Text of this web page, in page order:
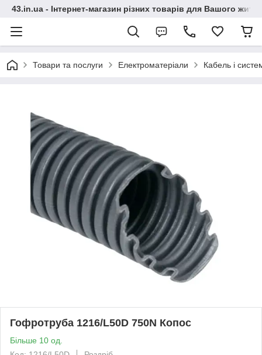
43.in.ua - Інтернет-магазин різних товарів для Вашого
Товари та послуги Електроматеріали Кабель і
Гофротруба 1216/L50D 750N Копос
Більше 10 од.